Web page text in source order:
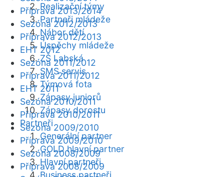
Realizační týmy
Partneři mládeže
Nábor dětí
Úspěchy mládeže
ZŠ Labská
SMS servis
Týmová fota
Zápasy juniorů
Zápasy dorostu
Partneři
Generální partner
GOLD hlavní partner
Hlavní partneři
Business partneři
Příprava 2013/2014
Sezóna 2012/2013
Příprava 2012/2013
EHT 2012
Sezóna 2011/2012
Příprava 2011/2012
EHT 2011
Sezóna 2010/2011
Příprava 2010/2011
Sezóna 2009/2010
Příprava 2009/2010
Sezóna 2008/2009
Příprava 2008/2009